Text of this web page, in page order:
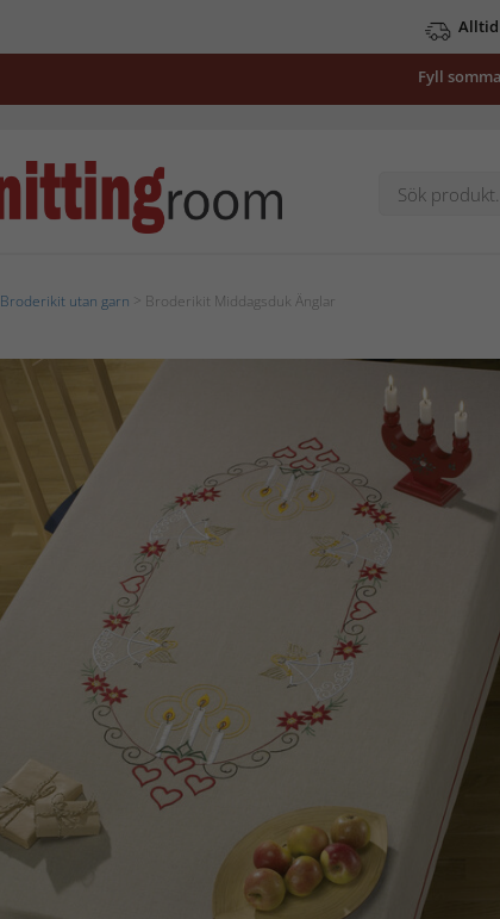
Alltid
Fyll
Broderikit utan garn > Broderikit Middagsduk Änglar